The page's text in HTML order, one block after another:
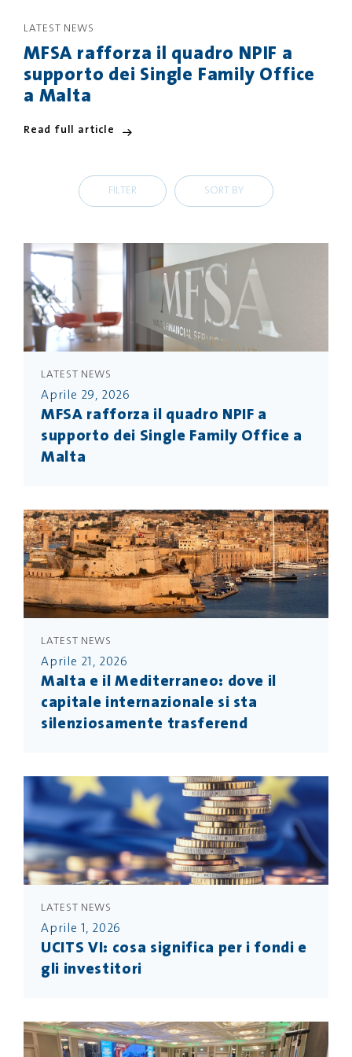
LATEST NEWS
MFSA rafforza il quadro NPIF a
supporto dei Single Family Office
a Malta
Read full article
FILTER SORT BY
LATEST NEWS
Aprile 29, 2026
MFSA rafforza il quadro NPIF a
supporto dei Single Family Office a
Malta
LATEST NEWS
Aprile 21, 2026
Malta e il Mediterraneo: dove il
capitale internazionale si sta
silenziosamente trasferend
LATEST NEWS
Aprile 1, 2026
UCITS VI: cosa significa per i fondi e
gli investitori